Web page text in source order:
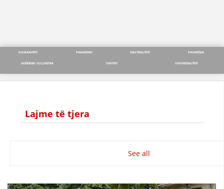
HISTORIA E KRYQIT TË KUQ
HUMANITETI PAANËSIMI NEUTRALITETI PAVARËSIA
SHËRBIMI VULLNETAR UNITETI UNIVERSALITETI
Lajme të tjera
See all